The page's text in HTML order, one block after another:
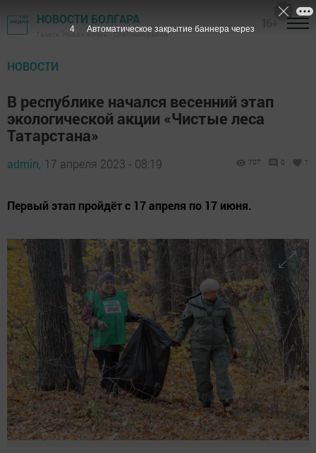
НОВОСТИ БОЛГАРА
Газета "Новая жизнь" - Спасский район
НОВОСТИ
В республике начался весенний этап
экологической акции «Чистые леса
Татарстана»
admin, 17 апреля 2023 - 08:19 707 0 1
Первый этап пройдёт с 17 апреля по 17 июня.
3 Автоматическое закрытие баннера через